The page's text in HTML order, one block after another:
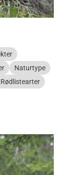
Naturtype
Rødlistearter